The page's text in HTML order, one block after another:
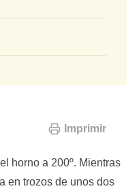
Imprimir
horno a 200º. Mientras
en trozos de unos dos